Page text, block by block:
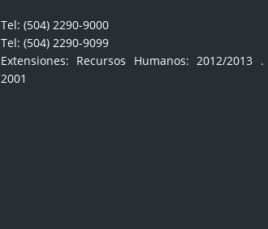
Tel: (504) 2290-9000
Tel: (504) 2290-9099
Extensiones: Recursos Humanos: 2012/2013 .
2001